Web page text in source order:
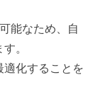
能なため、自
。
化することを